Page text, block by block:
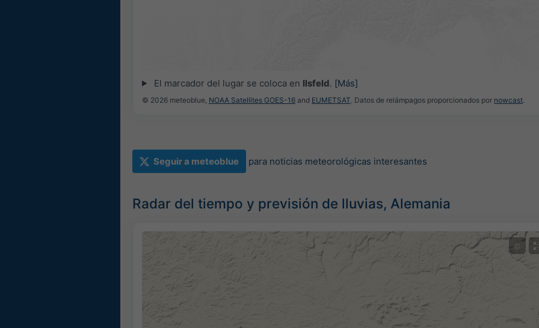
El marcador del lugar se coloca en Ilsfeld. [Más]
© 2026 meteoblue, NOAA Satellites GOES-16 and EUMETSAT. Datos de relámpagos proporcionados por nowcast.
Seguir a meteoblue para noticias meteorológicas interesantes
Radar del tiempo y previsión de lluvias, Alemania
©